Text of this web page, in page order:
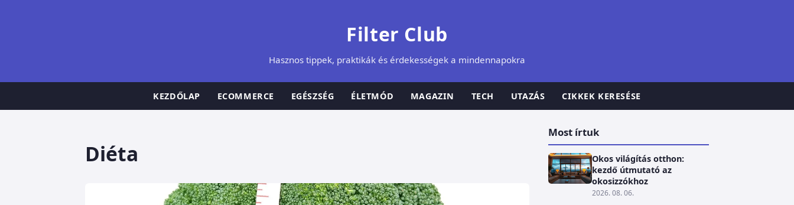
Filter Club
Hasznos tippek, praktikák és érdekességek a mindennapokra
KEZDŐLAP ECOMMERCE EGÉSZSÉG ÉLETMÓD MAGAZIN TECH UTAZÁS CIKKEK KERESÉSE
Diéta
Most írtuk
Okos világítás otthon:
kezdő útmutató az
okosizzókhoz
2026. 08. 06.